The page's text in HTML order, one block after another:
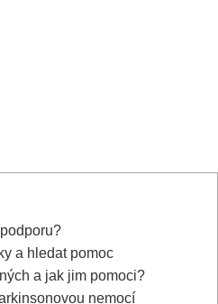
a hledat pomoc
a jak jim pomoci?
nemocí